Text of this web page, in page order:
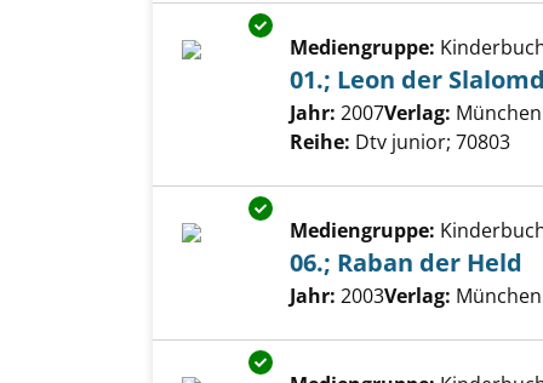
Exemplar-Details von 01.;
Mediengruppe:
01.; Leon der
Suche nach diesem
Jahr: 2007Verlag:
Reihe: Dtv junior; 70803
Exemplar-Details von 06.;
Mediengruppe:
06.; Raban der Held
Suche nach diesem
Jahr: 2003Verlag:
Exemplar-Details von 02.; Felix